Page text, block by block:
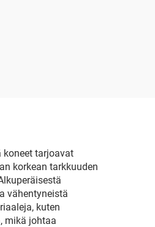
koneet tarjoavat
korkean tarkkuuden
vähentyneistä
kuten
mikä johtaa